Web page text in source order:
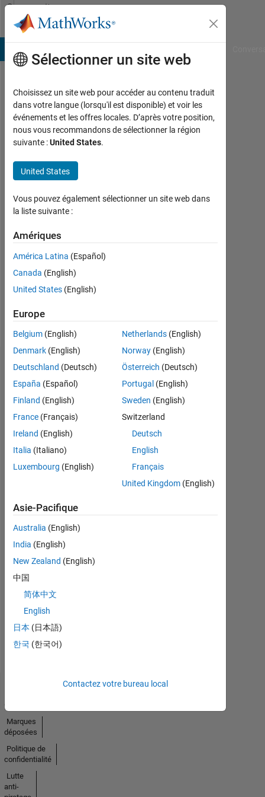
Passer au contenu
Community
Profile
Zachery
Vrbas
Last
plus
de 3
y a
Followers:
0
Following:
Follow
Tableau de bord
Feeds
Pas
d'activité
Sélectionner un site web
Choisissez un site web pour accéder au contenu traduit
dans votre langue (lorsqu'il est disponible) et voir les
événements et les offres locales. D’après votre position,
nous vous recommandons de sélectionner la région
suivante :United States.
United States
Vous pouvez également sélectionner un site web dans
la liste suivante :
Amériques
América Latina (Español)
Canada (English)
United States (English)
Europe
Belgium (English)
Denmark (English)
Deutschland (Deutsch)
España (Español)
Finland (English)
France (Français)
Ireland (English)
Italia (Italiano)
Luxembourg (English)
Netherlands(English)
Norway(English)
Österreich (Deutsch)
Portugal (English)
Sweden (English)
Switzerland
Deutsch
English
Français
United Kingdom(English)
Asie-Pacifique
Australia (English)
India (English)
New Zealand (English)
中国
简体中文
English
日本 (日本語)
한국 (한국어)
Contactez votre bureau local
Marques
déposées
Politique de
confidentialité
Lutte
anti-